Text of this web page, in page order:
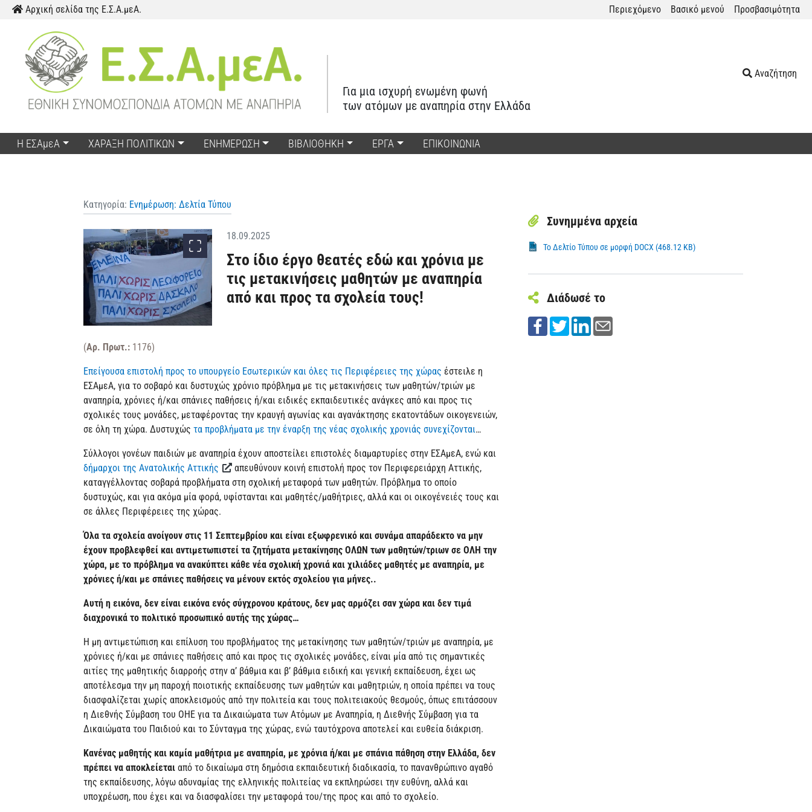
Παράκαμψη προς το περιεχόμενο
Αρχική σελίδα της Ε.Σ.Α.μεΑ. Περιεχόμενο Βασικό μενού Προσβασιμότητα
Για μια ισχυρή ενωμένη φωνή
των ατόμων με αναπηρία στην Ελλάδα
Αναζήτηση
Η ΕΣΑμεΑ ΧΑΡΑΞΗ ΠΟΛΙΤΙΚΩΝ ΕΝΗΜΕΡΩΣΗ ΒΙΒΛΙΟΘΗΚΗ ΕΡΓΑ ΕΠΙΚΟΙΝΩΝΙΑ
Κατηγορία: Ενημέρωση: Δελτία Τύπου
18.09.2025
Στο ίδιο έργο θεατές εδώ και χρόνια με
τις μετακινήσεις μαθητών με αναπηρία
από και προς τα σχολεία τους!
(Αρ. Πρωτ.: 1176)
Επείγουσα επιστολή προς το υπουργείο Εσωτερικών και όλες τις Περιφέρειες της χώρας έστειλε η
ΕΣΑμεΑ, για το σοβαρό και δυστυχώς χρόνιο πρόβλημα με τις μετακινήσεις των μαθητών/τριών με
αναπηρία, χρόνιες ή/και σπάνιες παθήσεις ή/και ειδικές εκπαιδευτικές ανάγκες από και προς τις
σχολικές τους μονάδες, μεταφέροντας την κραυγή αγωνίας και αγανάκτησης εκατοντάδων οικογενειών,
σε όλη τη χώρα. Δυστυχώς τα προβλήματα με την έναρξη της νέας σχολικής χρονιάς συνεχίζονται…
Σύλλογοι γονέων παιδιών με αναπηρία έχουν αποστείλει επιστολές διαμαρτυρίες στην ΕΣΑμεΑ, ενώ και
δήμαρχοι της Ανατολικής Αττικής
απευθύνουν κοινή επιστολή προς τον Περιφερειάρχη Αττικής,
καταγγέλλοντας σοβαρά προβλήματα στη σχολική μεταφορά των μαθητών. Πρόβλημα το οποίο
δυστυχώς, και για ακόμα μία φορά, υφίστανται και μαθητές/μαθήτριες, αλλά και οι οικογένειές τους και
σε άλλες Περιφέρειες της χώρας.
Όλα τα σχολεία ανοίγουν στις 11 Σεπτεμβρίου και είναι εξωφρενικό και συνάμα απαράδεκτο να μην
έχουν προβλεφθεί και αντιμετωπιστεί τα ζητήματα μετακίνησης ΟΛΩΝ των μαθητών/τριων σε ΟΛΗ την
χώρα, με το πρόβλημα να ανακύπτει κάθε νέα σχολική χρονιά και χιλιάδες μαθητές με αναπηρία, με
χρόνιες ή/και με σπάνιες παθήσεις να μένουν εκτός σχολείου για μήνες..
Αυτή η εικόνα, δεν είναι εικόνα ενός σύγχρονου κράτους, δεν μας αρμόζει σαν χώρα και δεν τιμά
διαχρονικά το πολιτικό προσωπικό αυτής της χώρας…
Η μη αντιμετώπιση και επίλυση του προβλήματος της μετακίνησης των μαθητών/τριών με αναπηρία, με
χρόνιες ή/και με σπάνιες παθήσεις από και προς τις σχολικές μονάδες, είναι μία από τις σημαντικές
αιτίες της μαθητικής διαρροής στην α’ βάθμια και β’ βάθμια ειδική και γενική εκπαίδευση, έχει ως
αποτέλεσμα την μη παροχή ποιοτικής εκπαίδευσης των μαθητών και μαθητριών, η οποία πρέπει να τους
διασφαλίζεται χωρίς αποκλεισμούς από την πολιτεία και τους πολιτειακούς θεσμούς, όπως επιτάσσουν
η Διεθνής Σύμβαση του ΟΗΕ για τα Δικαιώματα των Ατόμων με Αναπηρία, η Διεθνής Σύμβαση για τα
Δικαιώματα του Παιδιού και το Σύνταγμα της χώρας, ενώ ταυτόχρονα αποτελεί και ευθεία διάκριση.
Κανένας μαθητής και καμία μαθήτρια με αναπηρία, με χρόνια ή/και με σπάνια πάθηση στην Ελλάδα, δεν
πρέπει να αποκλείεται από το δικαίωμα στη δημόσια εκπαιδευτική διαδικασία, το πανανθρώπινο αγαθό
της εκπαίδευσης, λόγω αδυναμίας της ελληνικής πολιτείας να εκπληρώσει την ευθύνη, αλλά και
υποχρέωση, που έχει και να διασφαλίσει την μεταφορά του/της προς και από το σχολείο.
Συνημμένα αρχεία
Το Δελτίο Τύπου σε μορφή DOCX (468.12 KB)
Διάδωσέ το